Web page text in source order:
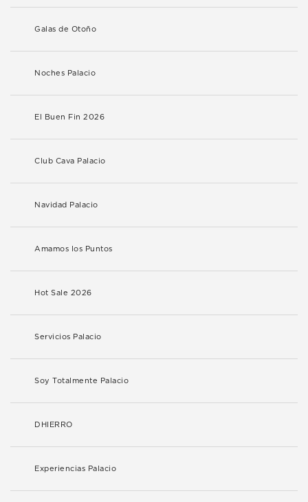
Galas de Otoño
Noches Palacio
El Buen Fin 2026
Club Cava Palacio
Navidad Palacio
Amamos los Puntos
Hot Sale 2026
Servicios Palacio
Soy Totalmente Palacio
DHIERRO
Experiencias Palacio